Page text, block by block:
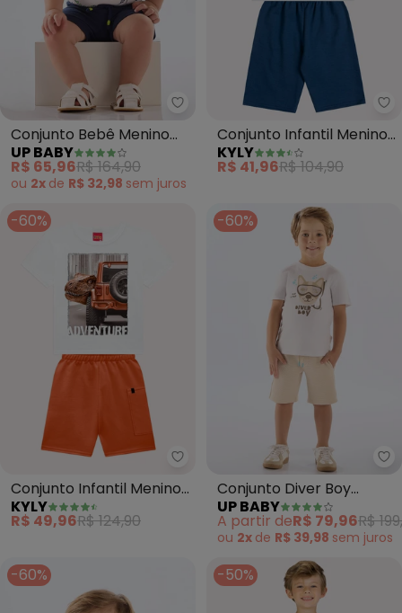
Up Baby - Conjunto Bebê
Conjunto Bebê Menino
Body e Bermuda
(Branco)
UP BABY
R$ 65,96R$ 164,90
ou 2x de R$ 32,98 sem juros
Conjunto Infantil Menino
Estampa (Branco)
KYLY
R$ 41,96R$ 104,90
-60%
Kyly - Conjunto Infantil Menino
Conjunto Infantil Menino
Dinossauro (Branco)
KYLY
R$ 49,96R$ 124,90
-60%
Conjunto Diver Boy
Camiseta Bermuda
(Branco)
UP BABY
A partir deR$ 79,96R$
ou 2x de R$ 39,98 sem juros
-60% -50%